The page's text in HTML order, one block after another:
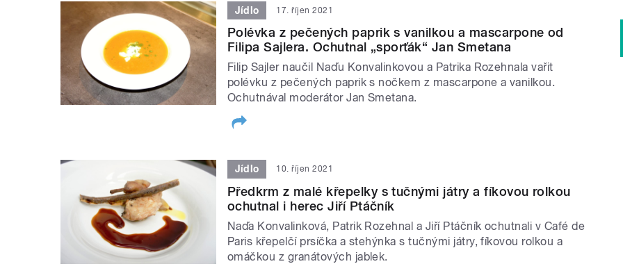
Jídlo 17. říjen 2021
Polévka z pečených paprik s vanilkou a mascarpone od
Filipa Sajlera. Ochutnal „sporťák“ Jan Smetana
Filip Sajler naučil Naďu Konvalinkovou a Patrika Rozehnala vařit
polévku z pečených paprik s nočkem z mascarpone a vanilkou.
Ochutnával moderátor Jan Smetana.
Jídlo 10. říjen 2021
Předkrm z malé křepelky s tučnými játry a fíkovou rolkou
ochutnal i herec Jiří Ptáčník
Naďa Konvalinková, Patrik Rozehnal a Jiří Ptáčník ochutnali v Café de
Paris křepelčí prsíčka a stehýnka s tučnými játry, fíkovou rolkou a
omáčkou z granátových jablek.